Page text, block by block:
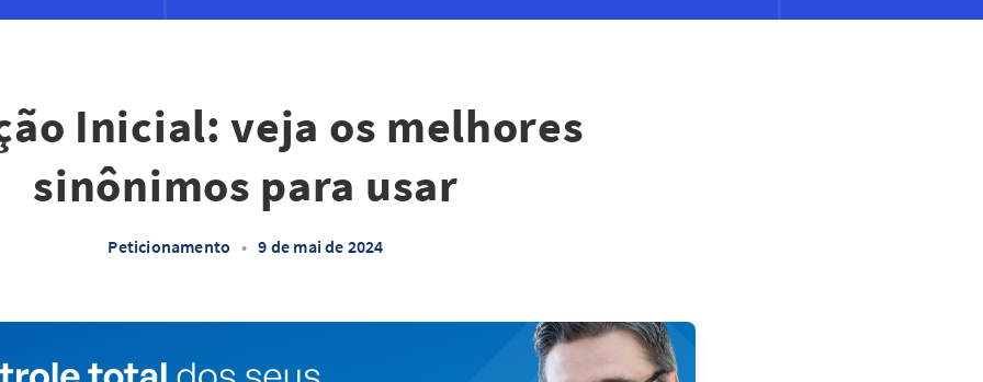
Inicial: veja os melhores
sinônimos para usar
Peticionamento • 9 de mai de 2024